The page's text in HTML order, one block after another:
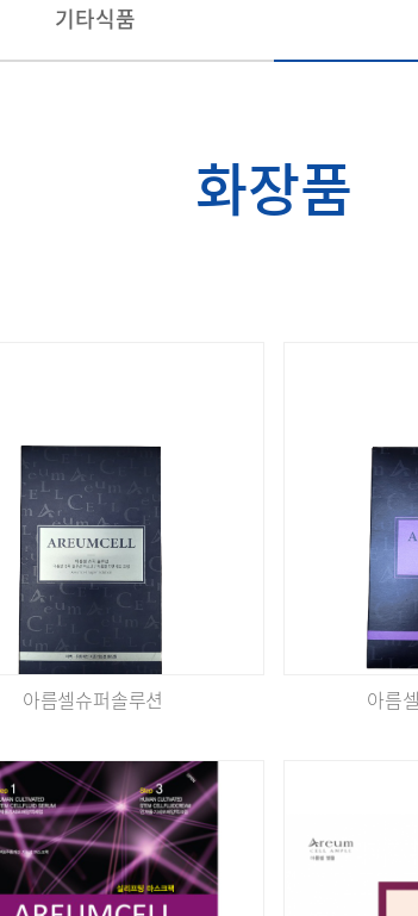
기타식품
화장품
아름셀슈퍼솔루션 아름